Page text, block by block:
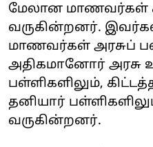
மேலான மாணவர்கள்
வருகின்றனர்.
மாணவர்கள் அரசுப்
அதிகமானோர் அரசு
பள்ளிகளிலும்,
தனியார்
வருகின்றனர்.